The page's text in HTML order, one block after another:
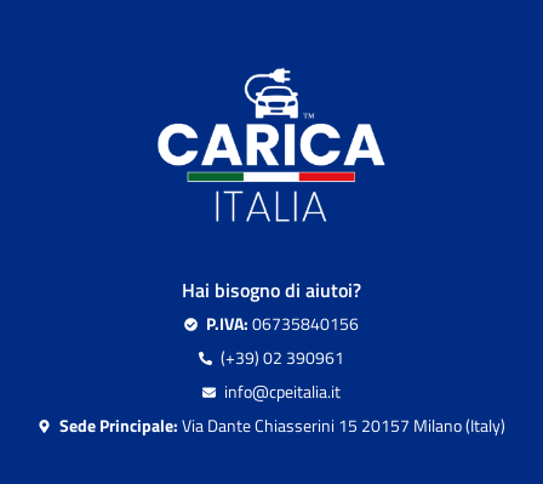
Hai bisogno di aiutoi?
P.IVA:06735840156
(+39) 02 390961
info@cpeitalia.it
Sede Principale:Via Dante Chiasserini 15 20157 Milano (Italy)